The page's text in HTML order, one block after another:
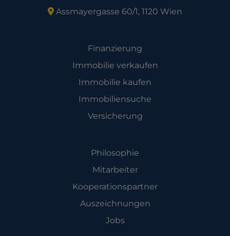
Assmayergasse 60/1, 1120 Wien
Finanzierung
Immobilie verkaufen
Immobilie kaufen
Immobiliensuche
Versicherung
Philosophie
Mitarbeiter
Kooperationspartner
Auszeichnungen
Jobs